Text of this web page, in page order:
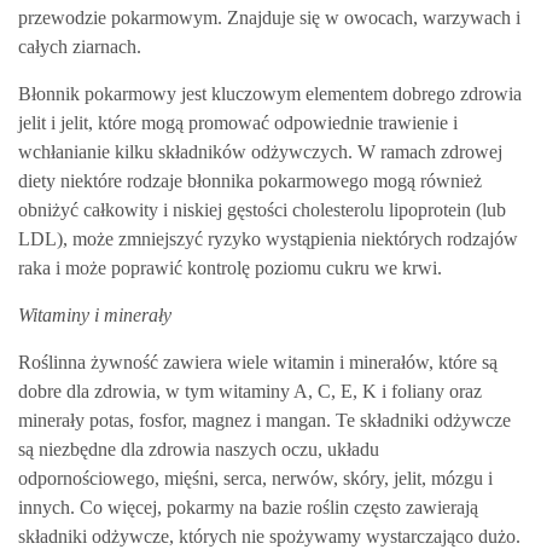
przewodzie pokarmowym. Znajduje się w owocach, warzywach i
całych ziarnach.
Błonnik pokarmowy jest kluczowym elementem dobrego zdrowia
jelit i jelit, które mogą promować odpowiednie trawienie i
wchłanianie kilku składników odżywczych. W ramach zdrowej
diety niektóre rodzaje błonnika pokarmowego mogą również
obniżyć całkowity i niskiej gęstości cholesterolu lipoprotein (lub
LDL), może zmniejszyć ryzyko wystąpienia niektórych rodzajów
raka i może poprawić kontrolę poziomu cukru we krwi.
Witaminy i minerały
Roślinna żywność zawiera wiele witamin i minerałów, które są
dobre dla zdrowia, w tym witaminy A, C, E, K i foliany oraz
minerały potas, fosfor, magnez i mangan. Te składniki odżywcze
są niezbędne dla zdrowia naszych oczu, układu
odpornościowego, mięśni, serca, nerwów, skóry, jelit, mózgu i
innych. Co więcej, pokarmy na bazie roślin często zawierają
składniki odżywcze, których nie spożywamy wystarczająco dużo.